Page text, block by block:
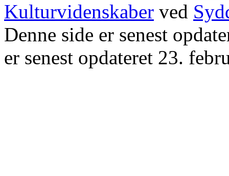
Kulturvidenskaber ved
Denne side er senest
er senest opdateret 23.